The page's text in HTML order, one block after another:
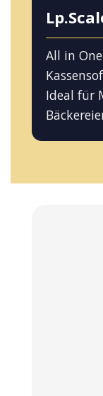
All in
Ideal für